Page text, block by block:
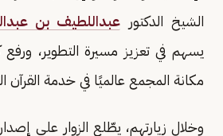
الشيخ الدكتور عبداللطيف بن
يسهم في تعزيز مسيرة التطوير، ورفع
مكانة المجمع عالميًا في خدمة القرآن
وخلال زيارتهم، يطّلع الزوار على